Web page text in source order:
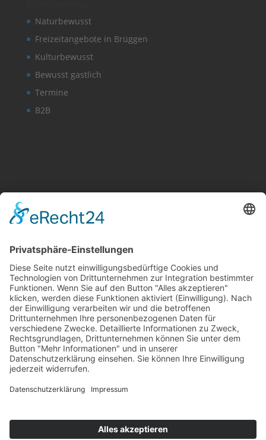
Naturbewusst
Freizeitangebote in Brüggen
Kulturbewusst
Bewusst gastlich
Termine
B2B
Kontakt Newsletter